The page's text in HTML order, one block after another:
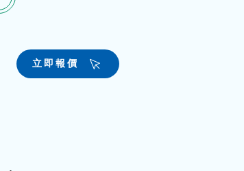
立即報價